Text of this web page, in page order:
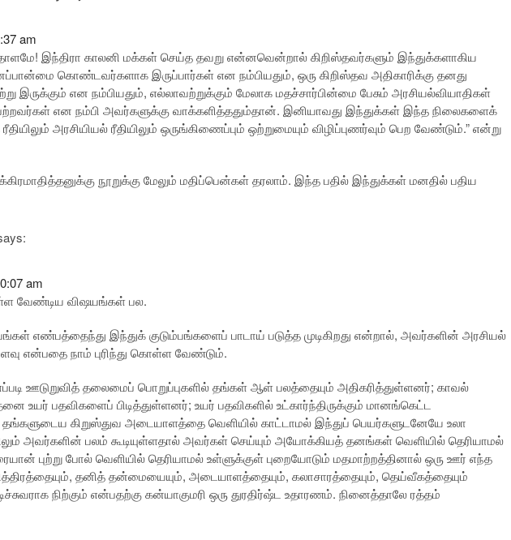
am
இந்திரா காலனி மக்கள் செய்த தவறு என்னவென்றால் கிறிஸ்தவர்களும் இந்துக்களாகிய
கொண்டவர்களாக இருப்பார்கள் என நம்பியதும், ஒரு கிறிஸ்தவ அதிகாரிக்கு தனது
இருக்கும் என நம்பியதும், எல்லாவற்றுக்கும் மேலாக மதச்சார்பின்மை பேசும் அரசியல்வியாதிகள்
என நம்பி அவர்களுக்கு வாக்களித்ததும்தான். இனியாவது இந்துக்கள் இந்த நிலைகளைக்
அரசியியல் ரீதியிலும் ஒருங்கிணைப்பும் ஒற்றுமையும் விழிப்புணர்வும் பெற வேண்டும்.” என்று
நூறுக்கு மேலும் மதிப்பென்கள் தரலாம். இந்த பதில் இந்துக்கள் மனதில் பதிய
am
வேண்டிய விஷயங்கள் பல.
எண்பத்தைந்து இந்துக் குடும்பங்களைப் பாடாய் படுத்த முடிகிறது என்றால், அவர்களின் அரசியல்
என்பதை நாம் புரிந்து கொள்ள வேண்டும்.
ஊடுறுவித் தலைமைப் பொறுப்புகளில் தங்கள் ஆள் பலத்தையும் அதிகரித்துள்ளனர்; காவல்
உயர் பதவிகளைப் பிடித்துள்ளனர்; உயர் பதவிகளில் உட்கார்ந்திருக்கும் மானங்கெட்ட
கிறுஸ்துவ அடையாளத்தை வெளியில் காட்டாமல் இந்துப் பெயர்களுடனேயே உலா
அவர்களின் பலம் கூடியுள்ளதால் அவர்கள் செய்யும் அயோக்கியத் தனங்கள் வெளியில் தெரியாமல்
புற்று போல் வெளியில் தெரியாமல் உள்ளுக்குள் புறையோடும் மதமாற்றத்தினால் ஒரு ஊர் எந்த
தனித் தன்மையையும், அடையாளத்தையும், கலாசாரத்தையும், தெய்வீகத்தையும்
நிற்கும் என்பதற்கு கன்யாகுமரி ஒரு துரதிர்ஷ்ட உதாரணம். நினைத்தாலே ரத்தம்